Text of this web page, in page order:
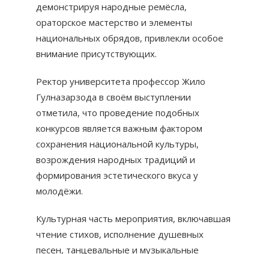
демонстрируя народные ремёсла,
ораторское мастерство и элементы
национальных обрядов, привлекли особое
внимание присутствующих.
Ректор университета профессор Жило
Гулназарзода в своём выступлении
отметила, что проведение подобных
конкурсов является важным фактором
сохранения национальной культуры,
возрождения народных традиций и
формирования эстетического вкуса у
молодёжи.
Культурная часть мероприятия, включавшая
чтение стихов, исполнение душевных
песен, танцевальные и музыкальные